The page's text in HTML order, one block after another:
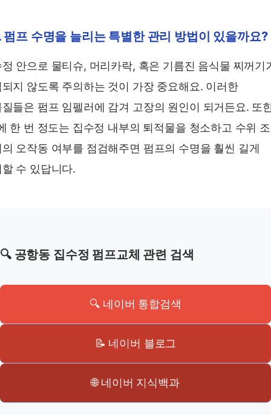
펌프 수명을 늘리는 특별한 관리 방법이 있을까요?
안으로 물티슈, 머리카락, 혹은 기름진 음식물 찌꺼기
지 않도록 주의하는 것이 가장 중요해요. 이러한
들은 펌프 임펠러에 감겨 고장의 원인이 되거든요. 또
한 번 정도는 집수정 내부의 퇴적물을 청소하고 수위
오작동 여부를 점검해주면 펌프의 수명을 훨씬 길게
수 있답니다.
🔍 공항동 집수정 펌프교체 관련 검색
🔍 네이버 통합검색
📝 네이버 블로그
🌐 네이버 지식백과